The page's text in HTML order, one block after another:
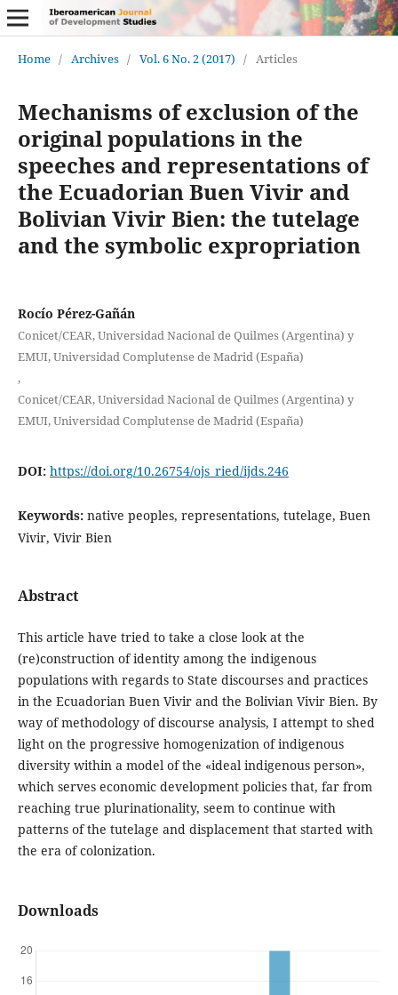
Home / Archives / Vol. 6 No. 2 (2017) / Articles
Mechanisms of exclusion of the
original populations in the
speeches and representations of
the Ecuadorian Buen Vivir and
Bolivian Vivir Bien: the tutelage
and the symbolic expropriation
Rocío Pérez-Gañán
Conicet/CEAR, Universidad Nacional de Quilmes (Argentina) y
EMUI, Universidad Complutense de Madrid (España)
,
Conicet/CEAR, Universidad Nacional de Quilmes (Argentina) y
EMUI, Universidad Complutense de Madrid (España)
DOI: https://doi.org/10.26754/ojs_ried/ijds.246
Keywords: native peoples, representations, tutelage, Buen
Vivir, Vivir Bien
Abstract
This article have tried to take a close look at the
(re)construction of identity among the indigenous
populations with regards to State discourses and practices
in the Ecuadorian Buen Vivir and the Bolivian Vivir Bien. By
way of methodology of discourse analysis, I attempt to shed
light on the progressive homogenization of indigenous
diversity within a model of the «ideal indigenous person»,
which serves economic development policies that, far from
reaching true plurinationality, seem to continue with
patterns of the tutelage and displacement that started with
the era of colonization.
Downloads